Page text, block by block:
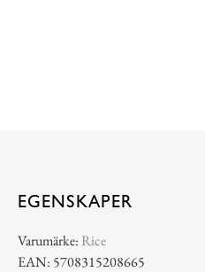
EGENSKAPER
Varumärke: Rice
EAN: 5708315208665